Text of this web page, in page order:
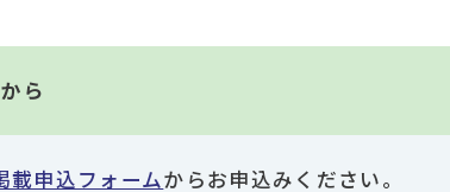
ら
載申込フォームからお申込みください。